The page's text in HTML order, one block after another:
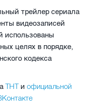
трейлер сериала
видеозаписей
использованы
целях в порядке,
кодекса
ТНТи официальной